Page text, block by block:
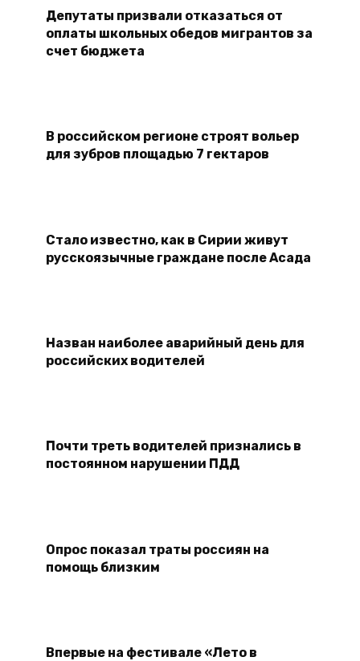
Депутаты призвали отказаться от
оплаты школьных обедов мигрантов за
счет бюджета
В российском регионе строят вольер
для зубров площадью 7 гектаров
Стало известно, как в Сирии живут
русскоязычные граждане после Асада
Назван наиболее аварийный день для
российских водителей
Почти треть водителей признались в
постоянном нарушении ПДД
Опрос показал траты россиян на
помощь близким
Впервые на фестивале «Лето в